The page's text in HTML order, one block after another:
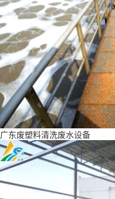
广东废塑料清洗废水设备